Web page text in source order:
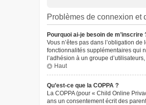
Problèmes de connexion et
Pourquoi ai-je besoin de m’inscrire
Vous n’êtes pas dans l’obligation
fonctionnalités supplémentaires qui
l’adhésion à un groupe
Haut
Qu’est-ce que la COPPA ?
La COPPA (pour « Child Online
ans un consentement écrit des